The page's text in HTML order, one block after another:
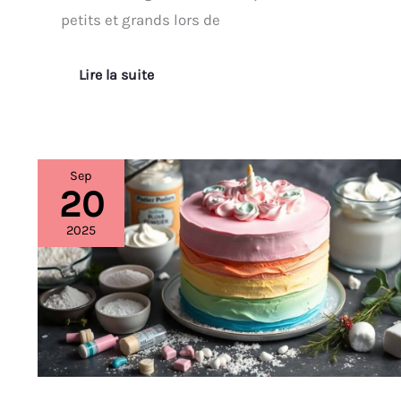
petits et grands lors de
Lire la suite
Sep
20
2025
Recette
:
ombre
Cake
Pastel
Licorne